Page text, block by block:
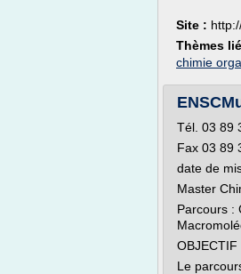
Site :
Thèmes
chimie
Tél. 03 89
Fax 03 89
date de
Master
Parcours :
OBJECTIF
Le